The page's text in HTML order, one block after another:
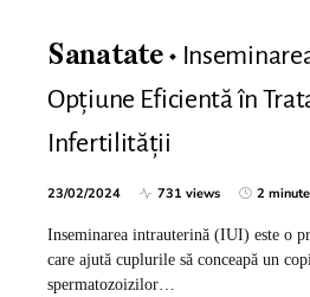
Sanatate
Opțiune Eficientă în
Infertilității
23/02/2024 731 views 2
Inseminarea intrauterină (IUI) este o
care ajută cuplurile să conceapă un
spermatozoizilor…